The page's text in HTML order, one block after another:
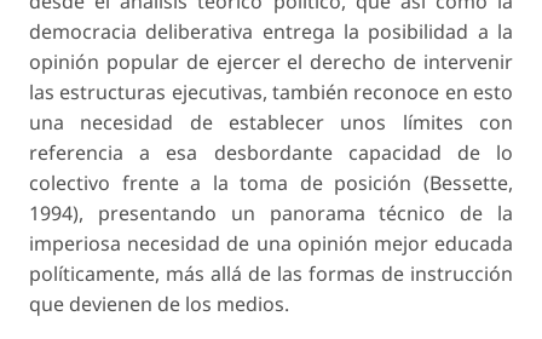
democracia deliberativa entrega la posibilidad a la
opinión popular de ejercer el derecho de intervenir
las estructuras ejecutivas, también reconoce en esto
una necesidad de establecer unos límites con
referencia a esa desbordante capacidad de lo
colectivo frente a la toma de posición (Bessette,
1994), presentando un panorama técnico de la
imperiosa necesidad de una opinión mejor educada
políticamente, más allá de las formas de instrucción
que devienen de los medios.